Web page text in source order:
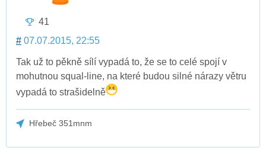
41
# 07.07.2015, 22:55
Tak už to pěkně sílí vypadá to, že se to celé spojí v
mohutnou squal-line, na které budou silné nárazy větru
vypadá to strašidelně
Hřebeč 351mnm